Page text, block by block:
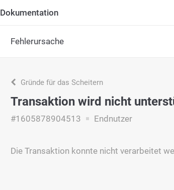
Dokumentation
Fehlerursache
Gründe für das Scheitern
Transaktion wird nicht
#1605878904513 Endnutzer
Die Transaktion konnte nicht verarbeitet